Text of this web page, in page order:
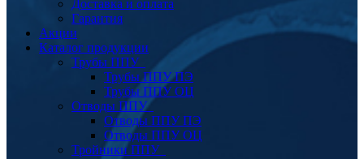
Доставка и оплата
Гарантия
Акции
Каталог продукции
Трубы ППУ
Трубы ППУ ПЭ
Трубы ППУ ОЦ
Отводы ППУ
Отводы ППУ ПЭ
Отводы ППУ ОЦ
Тройники ППУ